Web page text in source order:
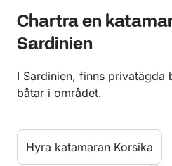
Chartra en
Sardinien
I Sardinien, finns privatägda
båtar i området.
Hyra katamaran Korsika